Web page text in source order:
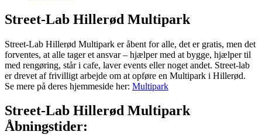
Street-Lab Hillerød Multipark
Street-Lab Hillerød Multipark er åbent for alle, det er gratis, men det
forventes, at alle tager et ansvar – hjælper med at bygge, hjælper til
med rengøring, står i cafe, laver events eller noget andet. Street-lab
er drevet af frivilligt arbejde om at opføre en Multipark i Hillerød.
Se mere på deres hjemmeside her: Multipark
Street-Lab Hillerød Multipark
Åbningstider: